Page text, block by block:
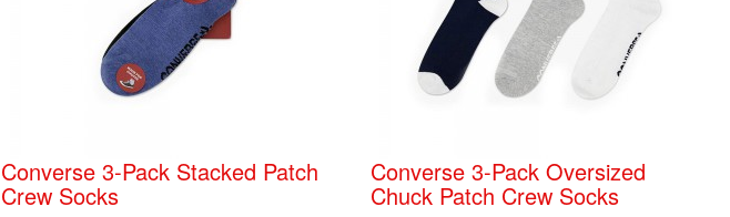
Converse 3-Pack Stacked Patch
Crew Socks
Converse 3-Pack Oversized
Chuck Patch Crew Socks